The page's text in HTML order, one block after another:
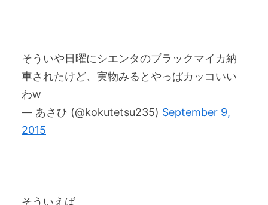
そういや日曜にシエンタのブラックマイカ納
車されたけど、実物みるとやっぱカッコいい
わw
— あさひ (@kokutetsu235) September 9,
2015
そういえば